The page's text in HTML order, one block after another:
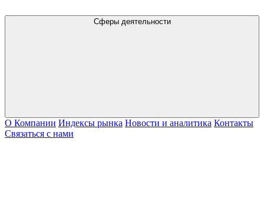
Сферы деятельности
О Компании Индексы рынка Новости и аналитика Контакты
Связаться с нами